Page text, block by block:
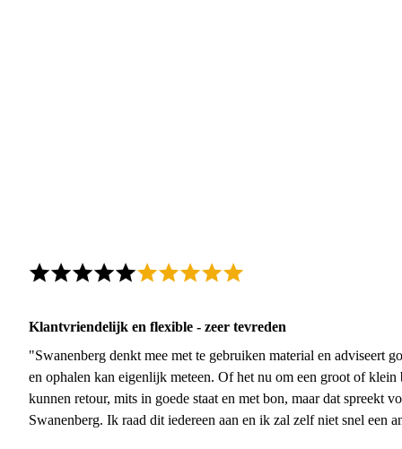
Klantvriendelijk en flexible - zeer tevreden
"Swanenberg denkt mee met te gebruiken material en adviseert
en ophalen kan eigenlijk meteen. Of het nu om een groot of
kunnen retour, mits in goede staat en met bon, maar dat spreekt
Swanenberg. Ik raad dit iedereen aan en ik zal zelf niet snel een